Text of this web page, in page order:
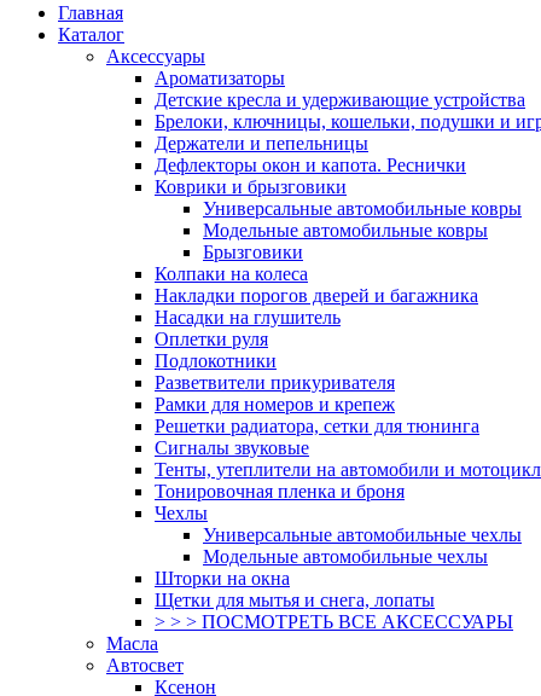
Главная
Каталог
Аксессуары
Ароматизаторы
Детские кресла и удерживающие устройства
Брелоки, ключницы, кошельки, подушки и
Держатели и пепельницы
Дефлекторы окон и капота. Реснички
Коврики и брызговики
Универсальные автомобильные ковры
Модельные автомобильные ковры
Брызговики
Колпаки на колеса
Накладки порогов дверей и багажника
Насадки на глушитель
Оплетки руля
Подлокотники
Разветвители прикуривателя
Рамки для номеров и крепеж
Решетки радиатора, сетки для тюнинга
Сигналы звуковые
Тенты, утеплители на автомобили и
Тонировочная пленка и броня
Чехлы
Универсальные автомобильные чехлы
Модельные автомобильные чехлы
Шторки на окна
Щетки для мытья и снега, лопаты
> > > ПОСМОТРЕТЬ ВСЕ АКСЕССУАРЫ
Масла
Автосвет
Ксенон